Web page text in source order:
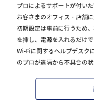
プロによるサポートが付いた
お客さまのオフィス・店舗
初期設定は事前に行うため
を挿し、電源を入れるだけで
Wi-Fiに関するヘルプデスク
のプロが遠隔から不具合の